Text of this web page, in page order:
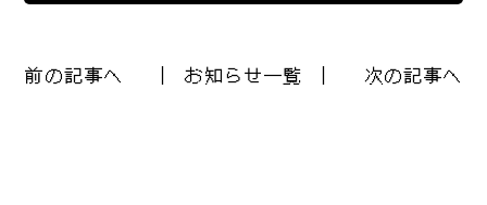
前の記事へ 次の記事へ
│ お知らせ一覧 │